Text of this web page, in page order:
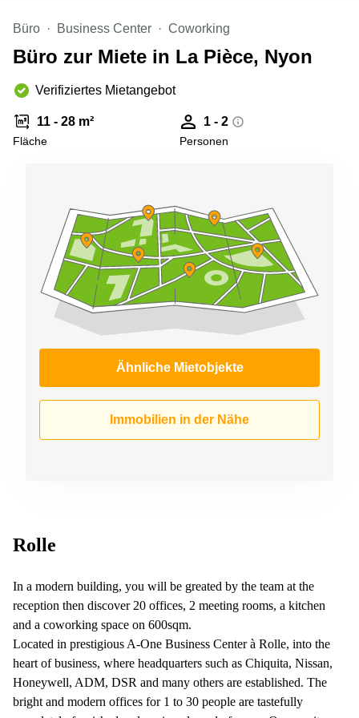
Büro
mieten
Luzern
Business
Zürich
Business
29 Basel
Zugerstrasse
32 Baar
Glärnischstrasse
Werftestrasse
4 Luzern
Büro Business Center Coworking
Büro zur Miete in La Pièce, Nyon
Verifiziertes Mietangebot
11 - 28 m²
Fläche
1 - 2
Personen
Ähnliche Mietobjekte
Immobilien in der Nähe
Rolle
In a modern building, you will be greated by the team at the
reception then discover 20 offices, 2 meeting rooms, a kitchen
and a coworking space on 600sqm.
Located in prestigious A-One Business Center à Rolle, into the
heart of business, where headquarters such as Chiquita, Nissan,
Honeywell, ADM, DSR and many others are established. The
bright and modern offices for 1 to 30 people are tastefully